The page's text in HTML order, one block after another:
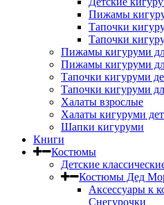
Пижамы
Тапочки
Тапочки
Пижамы кигуруми
Пижамы кигуруми
Тапочки кигуруми
Тапочки кигуруми
Халаты взрослые
Халаты кигуруми
Шапки кигуруми
Книги
Костюмы
Детские
Костюмы Дед
Аксессуары к
Снегурочки